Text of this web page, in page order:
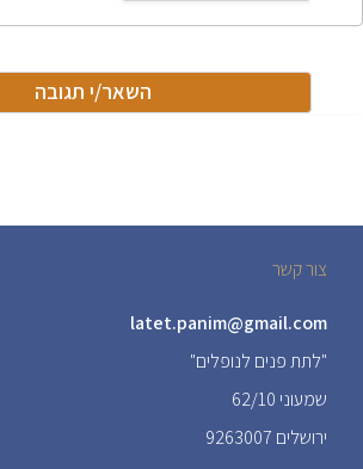
צור קשר
latet.panim@gmail.com
"לתת פנים לנופלים"
שמעוני 62/10
ירושלים 9263007